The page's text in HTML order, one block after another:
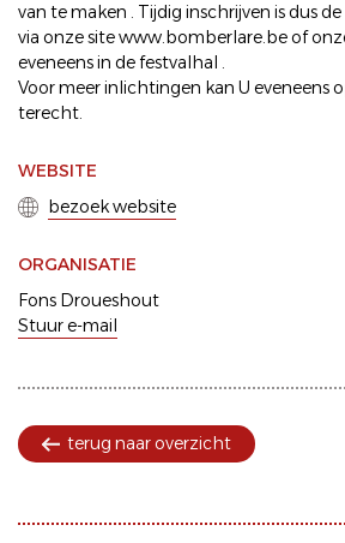
van te maken . Tijdig inschrijven is dus
via onze site www.bomberlare.be of
eveneens in de festvalhal .
Voor meer inlichtingen kan U eveneens
terecht.
WEBSITE
bezoek website
ORGANISATIE
Fons Droueshout
Stuur e-mail
terug naar overzicht